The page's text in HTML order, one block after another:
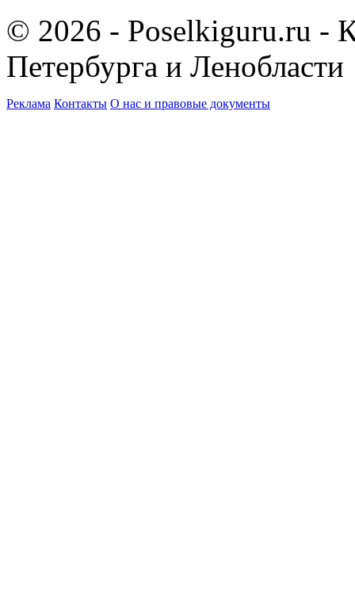
© 2026 - Poselkiguru.ru -
Петербурга и Ленобласти
Реклама Контакты О нас и правовые документы